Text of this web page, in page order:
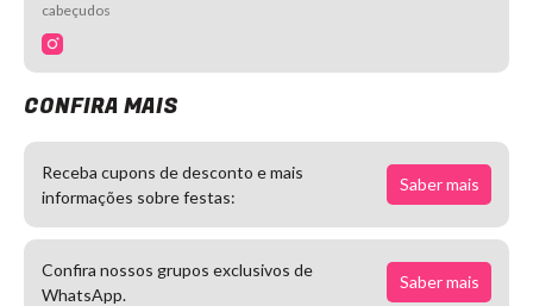
cabeçudos
CONFIRA MAIS
Receba cupons de desconto e mais
informações sobre festas:
Saber mais
Confira nossos grupos exclusivos de
WhatsApp.
Saber mais